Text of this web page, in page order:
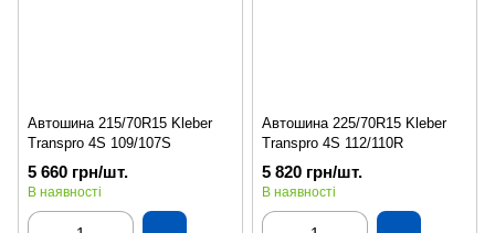
Автошина 215/70R15 Kleber
Transpro 4S 109/107S
5 660 грн/шт.
В наявності
Автошина 225/70R15 Kleber
Transpro 4S 112/110R
5 820 грн/шт.
В наявності